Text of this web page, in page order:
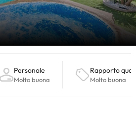
Personale
Molto buona
Rapporto
Molto buona